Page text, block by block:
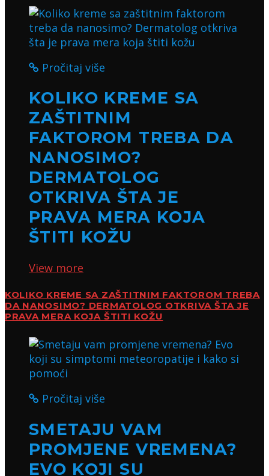
Pročitaj više
KOLIKO KREME SA
ZAŠTITNIM
FAKTOROM TREBA DA
NANOSIMO?
DERMATOLOG
OTKRIVA ŠTA JE
PRAVA MERA KOJA
ŠTITI KOŽU
View more
KOLIKO KREME SA ZAŠTITNIM FAKTOROM TREBA
DA NANOSIMO? DERMATOLOG OTKRIVA ŠTA JE
PRAVA MERA KOJA ŠTITI KOŽU
Pročitaj više
SMETAJU VAM
PROMJENE VREMENA?
EVO KOJI SU